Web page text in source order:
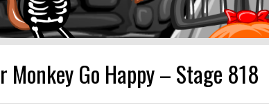
Monkey Go Happy – Stage 818